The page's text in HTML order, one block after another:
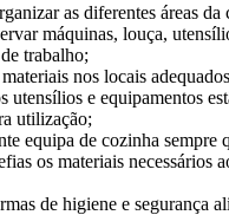
as diferentes áreas da
máquinas, louça,
trabalho;
nos locais
utensílios e equipamentos
utilização;
equipa de cozinha sempre
os materiais necessários
de higiene e segurança